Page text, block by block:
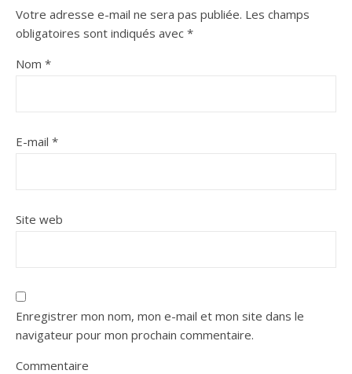
Votre adresse e-mail ne sera pas publiée. Les champs
obligatoires sont indiqués avec *
Nom *
E-mail *
Site web
Enregistrer mon nom, mon e-mail et mon site dans le
navigateur pour mon prochain commentaire.
Commentaire